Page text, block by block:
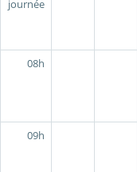
journée
08h
09h